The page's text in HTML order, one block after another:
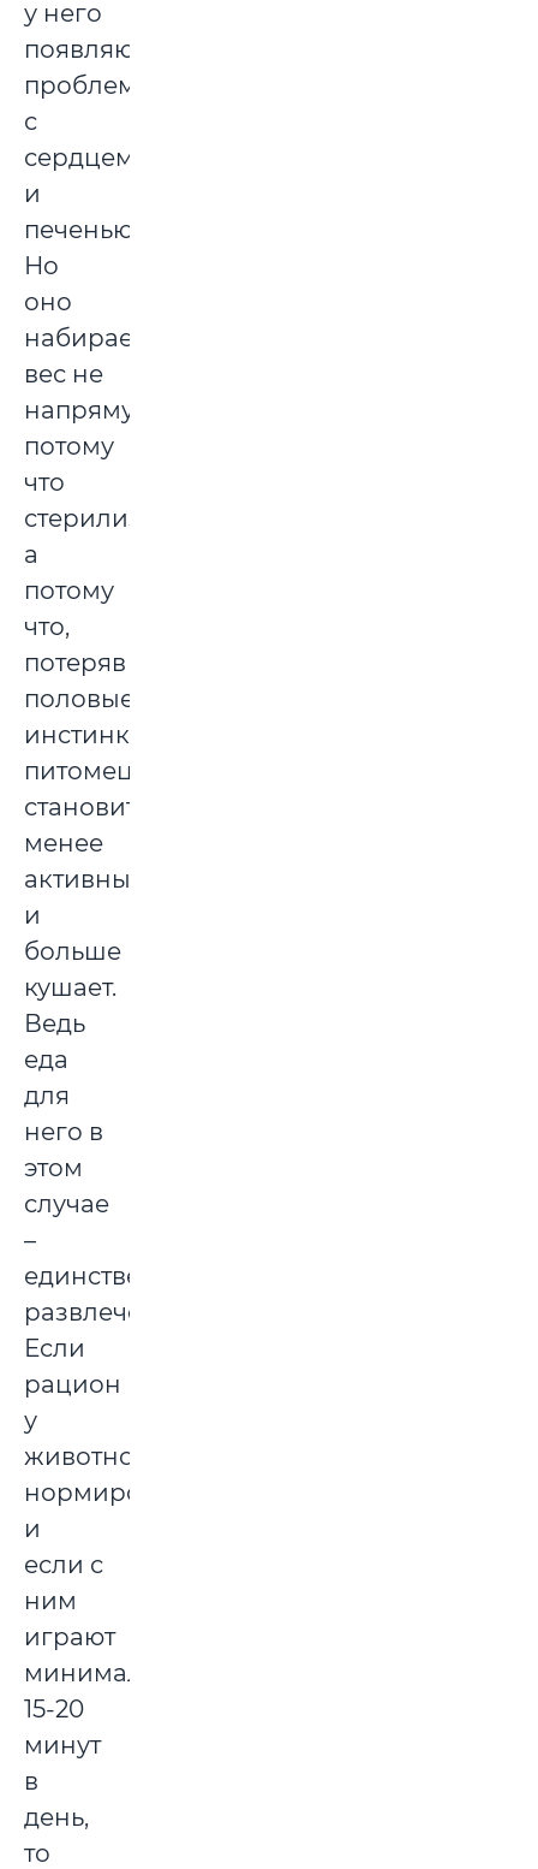
у него
появляются
проблемы
с
сердцем
и
печенью.
Но
оно
набирает
вес не
напрямую,
потому
что
стерилизовано,
а
потому
что,
потеряв
половые
инстинкты,
питомец
становится
менее
активным
и
больше
кушает.
Ведь
еда
для
него в
этом
случае
–
единственное
развлечение.
Если
рацион
у
животного
нормированный
и
если с
ним
играют
минимально
15-20
минут
в
день,
то